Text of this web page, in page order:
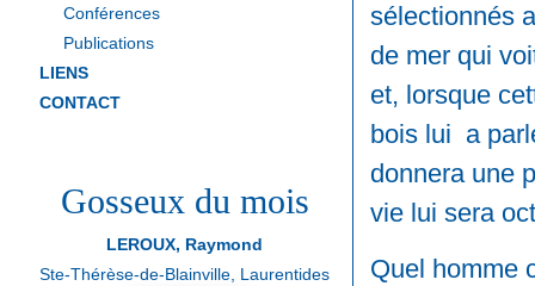
Conférences
Publications
LIENS
CONTACT
Gosseux du mois
LEROUX, Raymond
Ste-Thérèse-de-Blainville, Laurentides
sélectionnés
de mer qui
et, lorsque
bois lui a
donnera une
vie lui sera
Quel homme